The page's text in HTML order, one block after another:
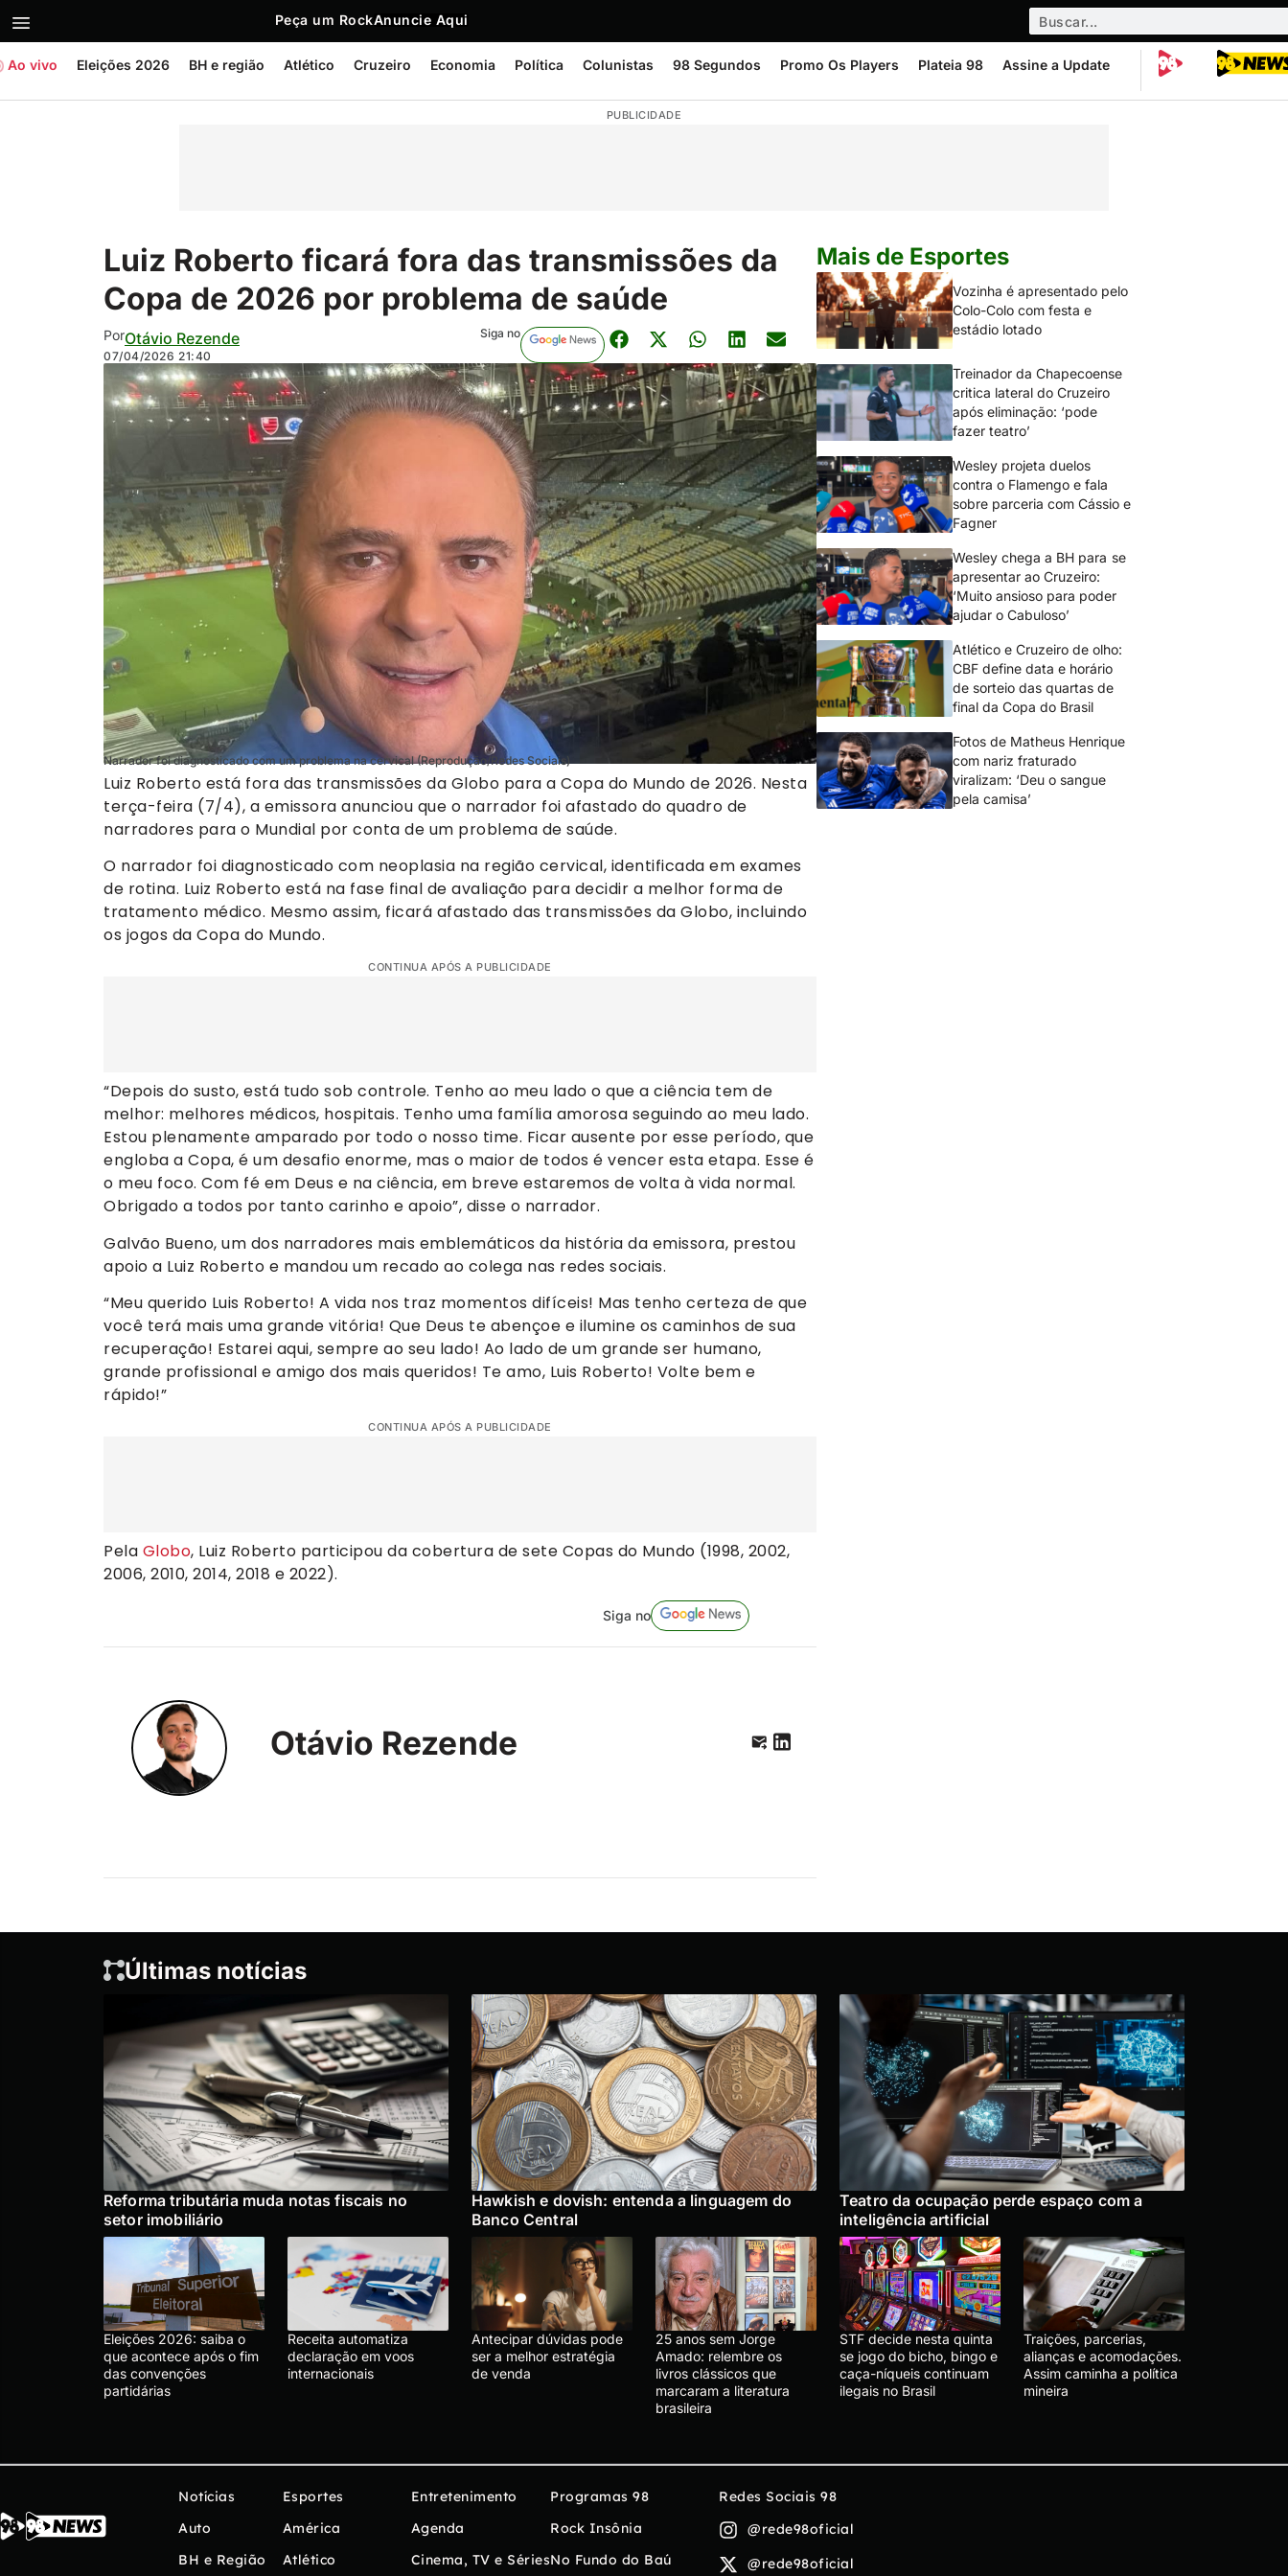
Peça um RockAnuncie Aqui
Ao vivo Eleições 2026 BH e região Atlético Cruzeiro Economia Política Colunistas 98 Segundos Promo Os Players Plateia 98 Assine a Update
PUBLICIDADE
Luiz Roberto ficará fora das transmissões da
Copa de 2026 por problema de saúde
PorOtávio Rezende
07/04/2026 21:40
Siga no
Narrador foi diagnosticado com um problema na cervical (Reprodução/Redes Sociais)
Luiz Roberto está fora das transmissões da Globo para a Copa do Mundo de 2026. Nesta
terça-feira (7/4), a emissora anunciou que o narrador foi afastado do quadro de
narradores para o Mundial por conta de um problema de saúde.
O narrador foi diagnosticado com neoplasia na região cervical, identificada em exames
de rotina. Luiz Roberto está na fase final de avaliação para decidir a melhor forma de
tratamento médico. Mesmo assim, ficará afastado das transmissões da Globo, incluindo
os jogos da Copa do Mundo.
CONTINUA APÓS A PUBLICIDADE
“Depois do susto, está tudo sob controle. Tenho ao meu lado o que a ciência tem de
melhor: melhores médicos, hospitais. Tenho uma família amorosa seguindo ao meu lado.
Estou plenamente amparado por todo o nosso time. Ficar ausente por esse período, que
engloba a Copa, é um desafio enorme, mas o maior de todos é vencer esta etapa. Esse é
o meu foco. Com fé em Deus e na ciência, em breve estaremos de volta à vida normal.
Obrigado a todos por tanto carinho e apoio”, disse o narrador.
Galvão Bueno, um dos narradores mais emblemáticos da história da emissora, prestou
apoio a Luiz Roberto e mandou um recado ao colega nas redes sociais.
“Meu querido Luis Roberto! A vida nos traz momentos difíceis! Mas tenho certeza de que
você terá mais uma grande vitória! Que Deus te abençoe e ilumine os caminhos de sua
recuperação! Estarei aqui, sempre ao seu lado! Ao lado de um grande ser humano,
grande profissional e amigo dos mais queridos! Te amo, Luis Roberto! Volte bem e
rápido!”
CONTINUA APÓS A PUBLICIDADE
Pela Globo, Luiz Roberto participou da cobertura de sete Copas do Mundo (1998, 2002,
2006, 2010, 2014, 2018 e 2022).
Siga no
Otávio Rezende
Mais de Esportes
Vozinha é apresentado pelo
Colo-Colo com festa e
estádio lotado
Treinador da Chapecoense
critica lateral do Cruzeiro
após eliminação: ‘pode
fazer teatro’
Wesley projeta duelos
contra o Flamengo e fala
sobre parceria com Cássio e
Fagner
Wesley chega a BH para se
apresentar ao Cruzeiro:
‘Muito ansioso para poder
ajudar o Cabuloso’
Atlético e Cruzeiro de olho:
CBF define data e horário
de sorteio das quartas de
final da Copa do Brasil
Fotos de Matheus Henrique
com nariz fraturado
viralizam: ‘Deu o sangue
pela camisa’
Últimas notícias
Reforma tributária muda notas fiscais no
setor imobiliário
Hawkish e dovish: entenda a linguagem do
Banco Central
Teatro da ocupação perde espaço com a
inteligência artificial
Eleições 2026: saiba o
que acontece após o fim
das convenções
partidárias
Receita automatiza
declaração em voos
internacionais
Antecipar dúvidas pode
ser a melhor estratégia
de venda
25 anos sem Jorge
Amado: relembre os
livros clássicos que
marcaram a literatura
brasileira
STF decide nesta quinta
se jogo do bicho, bingo e
caça-níqueis continuam
ilegais no Brasil
Traições, parcerias,
alianças e acomodações.
Assim caminha a política
mineira
Notícias
Auto
BH e Região
Esportes
América
Atlético
Entretenimento
Agenda
Cinema, TV e Séries
Programas 98
Rock Insônia
No Fundo do Baú
Redes Sociais 98
@rede98oficial
@rede98oficial